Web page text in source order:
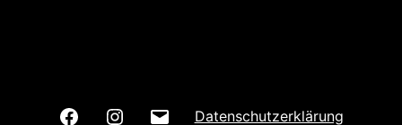
Datenschutzerklärung